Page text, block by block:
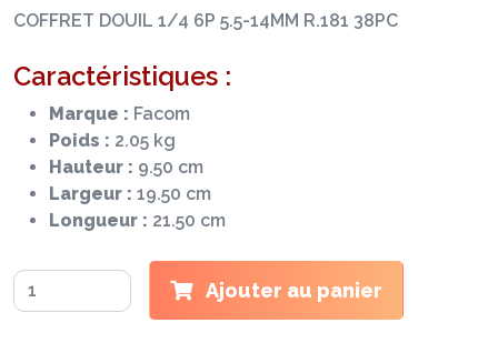
COFFRET DOUIL 1/4 6P 5.5-14MM R.181 38PC
Caractéristiques :
Marque : Facom
Poids : 2.05 kg
Hauteur : 9.50 cm
Largeur : 19.50 cm
Longueur : 21.50 cm
Ajouter au panier